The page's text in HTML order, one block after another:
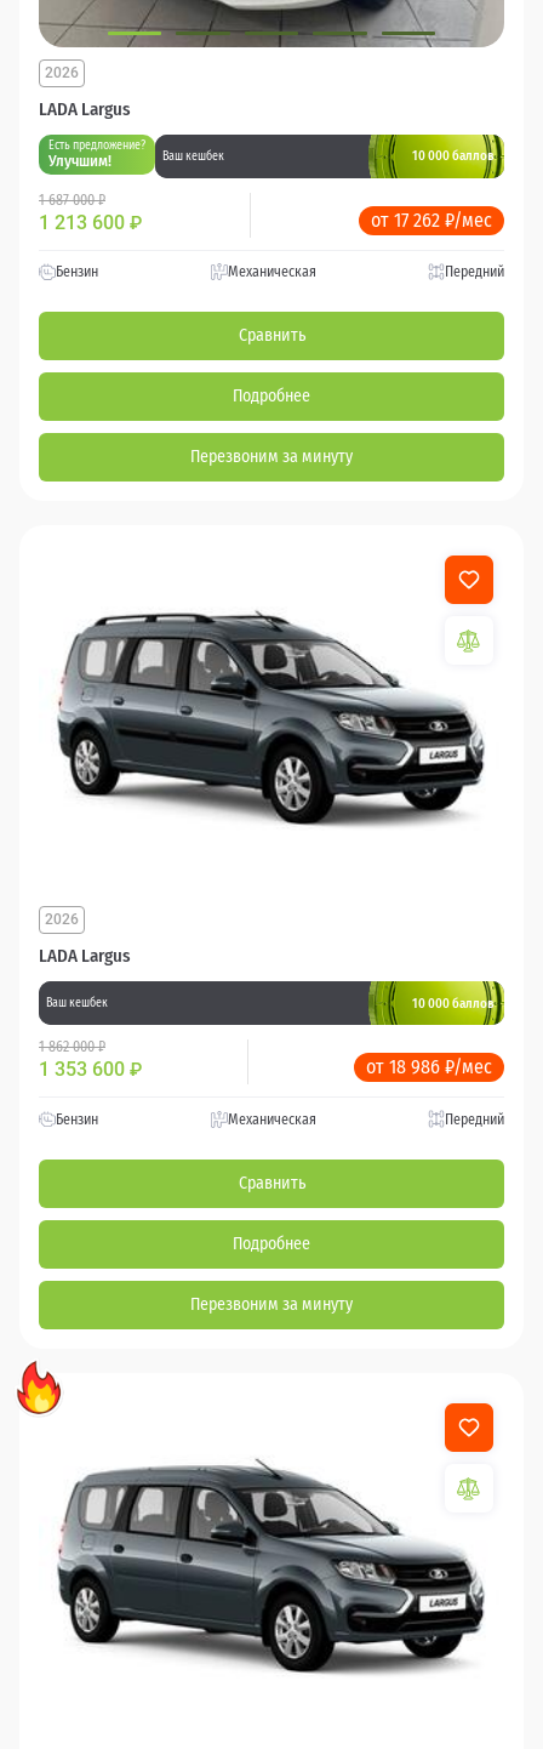
LADA Largus
2026
Есть предложение?
Улучшим! Ваш кешбек 10 000 баллов
1 687 000 ₽
1 213 600 ₽ от 17 262 ₽/мес
Бензин Механическая Передний
Сравнить
Подробнее
Перезвоним за минуту
LADA Largus
2026
Ваш кешбек 10 000 баллов
1 862 000 ₽
1 353 600 ₽ от 18 986 ₽/мес
Бензин Механическая Передний
Сравнить
Подробнее
Перезвоним за минуту